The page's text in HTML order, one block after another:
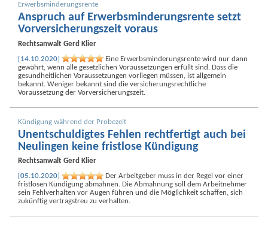
Erwerbs­minderungs­rente
Anspruch auf Erwerbs­minderungs­rente setzt
Vor­versicherungs­zeit voraus
Rechtsanwalt Gerd Klier
[14.10.2020]
Eine Erwerbs­minderungs­rente wird nur dann
gewährt, wenn alle gesetzlichen Voraus­setzungen erfüllt sind. Dass die
gesundheitlichen Voraus­setzungen vorliegen müssen, ist allgemein
bekannt. Weniger bekannt sind die versicherungs­rechtliche
Voraussetzung der Vor­versicherungs­zeit.
Kündigung während der Probezeit
Un­entschuldigtes Fehlen recht­fertigt auch bei
Neulingen keine fristlose Kündigung
Rechtsanwalt Gerd Klier
[05.10.2020]
Der Arbeitgeber muss in der Regel vor einer
fristlosen Kündigung abmahnen. Die Abmahnung soll dem Arbeit­nehmer
sein Fehl­verhalten vor Augen führen und die Möglichkeit schaffen, sich
zukünftig vertrags­treu zu verhalten.